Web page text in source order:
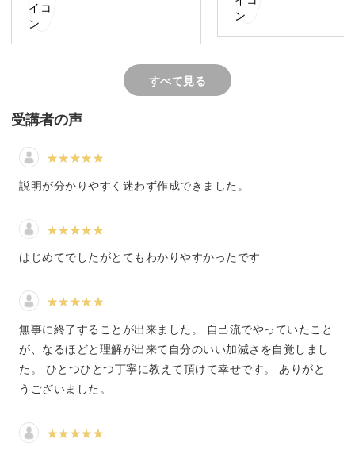
光の反射で輝き、腕周りを明るく見せてくれるブレスレッ
スパイラルロープの編み方を習得しよう
ビーズステッチは、針と糸でビーズを編み込む技法。
世界共通の基本ステッチが数十種類あり、その中のひとつ
である「スパイラルロープ」をこのレッスンで学んでいた
だけます。
螺旋状にビーズが巻かれていくのが特徴のスパイラルロー
プ。
一見難しそうに見えますが、一段一段編むごとに自然とス
パイラル状になっていくので、心配はいりません◎
すべて見る
受講者の声
説明が分かりやすく迷わず作成できました。
はじめてでしたがとてもわかりやすかったです
無事に終了することが出来ました。 自己流でやっていたこと
が、なるほどと理解が出来て自分のいい加減さを自覚しまし
た。 ひとつひとつ丁寧に教えて頂けて幸せです。 ありがと
うございました。